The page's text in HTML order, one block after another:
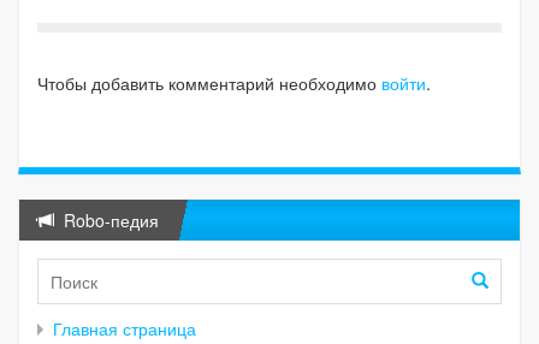
Чтобы добавить комментарий необходимо войти.
Robo-педия
Главная страница